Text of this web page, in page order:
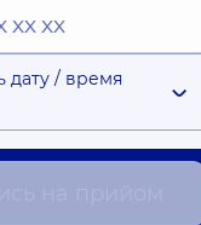
дату / время